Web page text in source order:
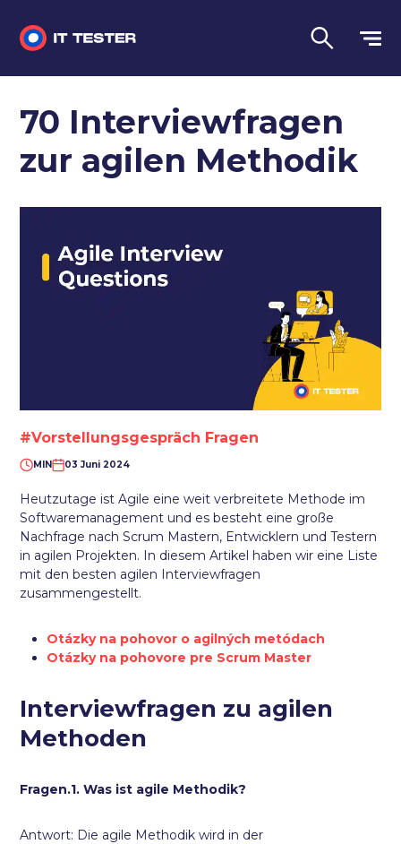
Automatisiertes Testen
Leistungstest
70 Interviewfragen
zur agilen Methodik
#Vorstellungsgespräch Fragen
MIN 03 Juni 2024
Heutzutage ist Agile eine weit verbreitete Methode im
Softwaremanagement und es besteht eine große
Nachfrage nach Scrum Mastern, Entwicklern und Testern
in agilen Projekten. In diesem Artikel haben wir eine Liste
mit den besten agilen Interviewfragen
zusammengestellt.
Otázky na pohovor o agilných metódach
Otázky na pohovore pre Scrum Master
Interviewfragen zu agilen
Methoden
Fragen.1. Was ist agile Methodik?
Antwort: Die agile Methodik wird in der